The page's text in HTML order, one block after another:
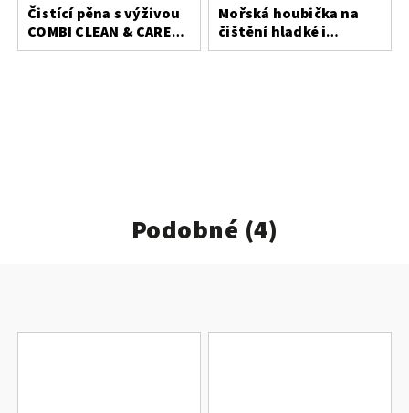
Čistící pěna s výživou
COMBI CLEAN & CARE
200 ml
Mořská houbička na
čištění hladké i
broušené kůže
Podobné (4)